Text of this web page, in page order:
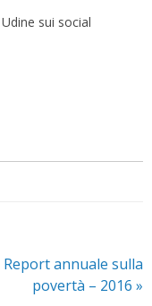
sui social
Report annuale sulla
povertà – 2016 »